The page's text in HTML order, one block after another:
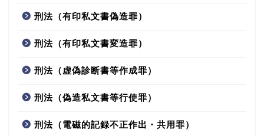
刑法（有印私文書偽造罪）
刑法（有印私文書変造罪）
刑法（虚偽診断書等作成罪）
刑法（偽造私文書等行使罪）
刑法（電磁的記録不正作出・共用罪）